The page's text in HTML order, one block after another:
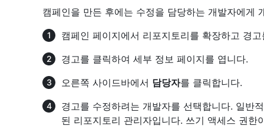
캠페인을 만든 후에는 수정을 담당하는 개발자에게
캠페인 페이지에서 리포지토리를 확장하고 경
경고를 클릭하여 세부 정보 페이지를 엽니다.
오른쪽 사이드바에서 담당자를 클릭합니다.
경고를 수정하려는 개발자를 선택합니다. 일반
된 리포지토리 관리자입니다. 쓰기 액세스 권한